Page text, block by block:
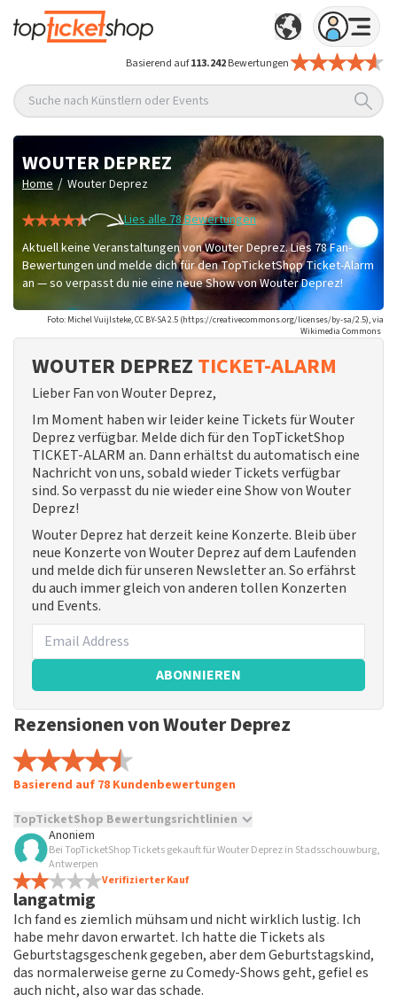
Basierend auf113.242Bewertungen
Suche nach Künstlern oder Events
WOUTER DEPREZ
Home / Wouter Deprez
Lies alle 78 Bewertungen
Aktuell keine Veranstaltungen von Wouter Deprez. Lies 78 Fan-
Bewertungen und melde dich für den TopTicketShop Ticket-Alarm
an — so verpasst du nie eine neue Show von Wouter Deprez!
Foto: Michel Vuijlsteke, CC BY-SA 2.5 (https://creativecommons.org/licenses/by-sa/2.5), via
Wikimedia Commons
WOUTER DEPREZ TICKET-ALARM
Lieber Fan von Wouter Deprez,
Im Moment haben wir leider keine Tickets für Wouter
Deprez verfügbar. Melde dich für den TopTicketShop
TICKET-ALARM an. Dann erhältst du automatisch eine
Nachricht von uns, sobald wieder Tickets verfügbar
sind. So verpasst du nie wieder eine Show von Wouter
Deprez!
Wouter Deprez hat derzeit keine Konzerte. Bleib über
neue Konzerte von Wouter Deprez auf dem Laufenden
und melde dich für unseren Newsletter an. So erfährst
du auch immer gleich von anderen tollen Konzerten
und Events.
ABONNIEREN
Rezensionen von Wouter Deprez
Basierend auf 78 Kundenbewertungen
TopTicketShop Bewertungsrichtlinien
TopTicketShop sammelt Bewertungen von echten Kunden.
Es ist nicht möglich, eine Bewertung abzugeben, wenn du
keine Tickets bei TopTicketShop gekauft hast. Beiträge mit
beleidigender Sprache und/oder falschen Angaben werden
nicht veröffentlicht. Es kann einige Wochen dauern, bis eine
Bewertung veröffentlicht wird.
Anoniem
Bei TopTicketShop Tickets gekauft für Wouter Deprez in Stadsschouwburg,
Antwerpen
Verifizierter Kauf
langatmig
Ich fand es ziemlich mühsam und nicht wirklich lustig. Ich
habe mehr davon erwartet. Ich hatte die Tickets als
Geburtstagsgeschenk gegeben, aber dem Geburtstagskind,
das normalerweise gerne zu Comedy-Shows geht, gefiel es
auch nicht, also war das schade.